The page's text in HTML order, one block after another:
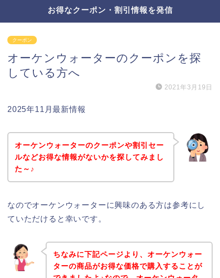
お得なクーポン・割引情報を発信
クーポン
オーケンウォーターのクーポンを探
している方へ
2021年3月19日
2025年11月最新情報
オーケンウォーターのクーポンや割引セー
ルなどお得な情報がないかを探してみまし
た～♪
なのでオーケンウォーターに興味のある方は参考にし
ていただけると幸いです。
ちなみに下記ページより、オーケンウォー
ターの商品がお得な価格で購入することが